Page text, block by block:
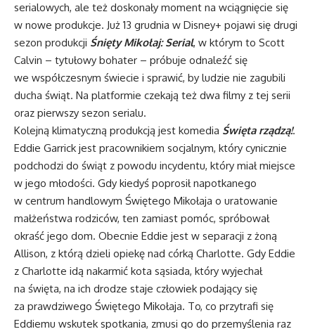
serialowych, ale też doskonały moment na wciągnięcie się
w nowe produkcje. Już 13 grudnia w Disney+ pojawi się drugi
sezon produkcji Śnięty Mikołaj: Serial, w którym to Scott
Calvin – tytułowy bohater – próbuje odnaleźć się
we współczesnym świecie i sprawić, by ludzie nie zagubili
ducha świąt. Na platformie czekają też dwa filmy z tej serii
oraz pierwszy sezon serialu.
Kolejną klimatyczną produkcją jest komedia Święta rządzą!.
Eddie Garrick jest pracownikiem socjalnym, który cynicznie
podchodzi do świąt z powodu incydentu, który miał miejsce
w jego młodości. Gdy kiedyś poprosił napotkanego
w centrum handlowym Świętego Mikołaja o uratowanie
małżeństwa rodziców, ten zamiast pomóc, spróbował
okraść jego dom. Obecnie Eddie jest w separacji z żoną
Allison, z którą dzieli opiekę nad córką Charlotte. Gdy Eddie
z Charlotte idą nakarmić kota sąsiada, który wyjechał
na święta, na ich drodze staje człowiek podający się
za prawdziwego Świętego Mikołaja. To, co przytrafi się
Eddiemu wskutek spotkania, zmusi go do przemyślenia raz